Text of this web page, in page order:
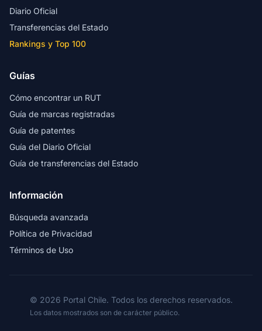
Diario Oficial
Transferencias del Estado
Rankings y Top 100
Guías
Cómo encontrar un RUT
Guía de marcas registradas
Guía de patentes
Guía del Diario Oficial
Guía de transferencias del Estado
Información
Búsqueda avanzada
Política de Privacidad
Términos de Uso
© 2026 Portal Chile. Todos los derechos reservados.
Los datos mostrados son de carácter público.